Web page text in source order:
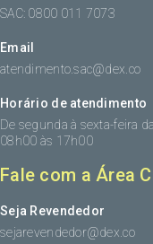
SAC: 0800 011 7073
Email
atendimento.sac@dex.co
Horário de atendimento
De segunda à sexta-feira
08h00 às 17h00
Fale com a Área
Seja Revendedor
sejarevendedor@dex.co